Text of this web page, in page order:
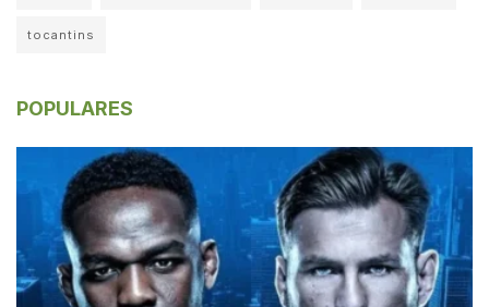
tocantins
POPULARES